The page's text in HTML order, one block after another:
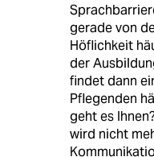
gerade von
Höflichkeit
der
findet dann
Pflegenden
geht es
wird nicht